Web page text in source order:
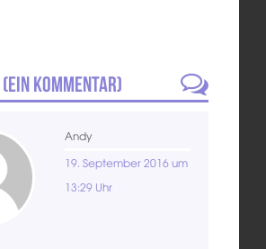
EinKommentar)
Andy
19. September 2016 um
13:29 Uhr